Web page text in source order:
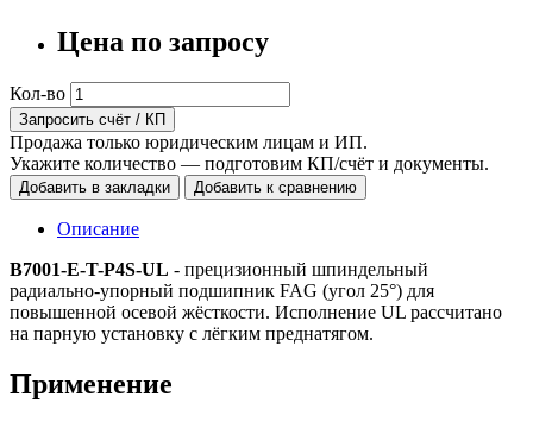
Цена по запросу
Кол-во
Запросить счёт / КП
Продажа только юридическим лицам и ИП.
Укажите количество — подготовим КП/счёт и документы.
Добавить в закладки Добавить к сравнению
Описание
B7001-E-T-P4S-UL - прецизионный шпиндельный
радиально‑упорный подшипник FAG (угол 25°) для
повышенной осевой жёсткости. Исполнение UL рассчитано
на парную установку с лёгким преднатягом.
Применение